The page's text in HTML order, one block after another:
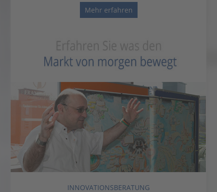
Mehr erfahren
INNOVATIONSBERATUNG